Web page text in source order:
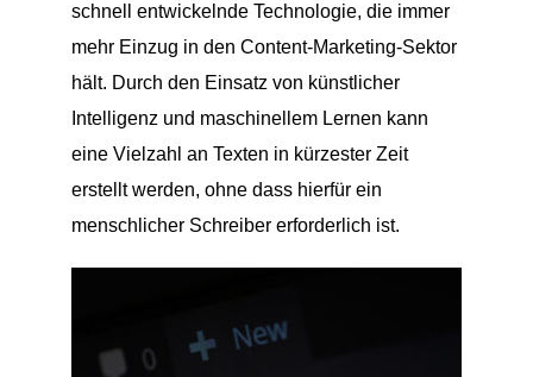
schnell entwickelnde Technologie, die immer
mehr Einzug in den Content-Marketing-Sektor
hält. Durch den Einsatz von künstlicher
Intelligenz und maschinellem Lernen kann
eine Vielzahl an Texten in kürzester Zeit
erstellt werden, ohne dass hierfür ein
menschlicher Schreiber erforderlich ist.